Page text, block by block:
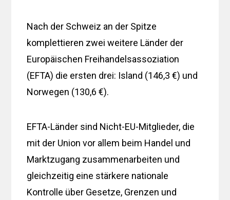
Nach der Schweiz an der Spitze
komplettieren zwei weitere Länder der
Europäischen Freihandelsassoziation
(EFTA) die ersten drei: Island (146,3 €) und
Norwegen (130,6 €).
EFTA-Länder sind Nicht-EU-Mitglieder, die
mit der Union vor allem beim Handel und
Marktzugang zusammenarbeiten und
gleichzeitig eine stärkere nationale
Kontrolle über Gesetze, Grenzen und